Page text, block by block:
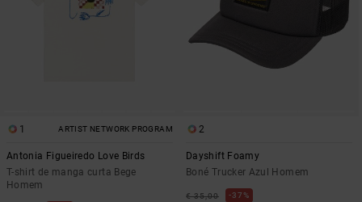
1 ARTIST NETWORK PROGRAM
Antonia Figueiredo Love Birds
T-shirt de manga curta Bege
Homem
2
Dayshift Foamy
Boné Trucker Azul Homem
€ 35,00 37%